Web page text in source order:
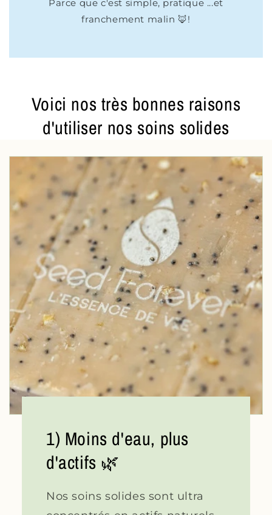
Parce que c'est simple, pratique ...et
franchement malin 🦊!
Voici nos très bonnes raisons
d'utiliser nos soins solides
1) Moins d'eau, plus
d'actifs 🌿
Nos soins solides sont ultra